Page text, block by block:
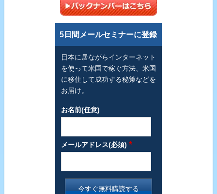
5日間メールセミナーに登録
日本に居ながらインターネット
を使って米国で稼ぐ方法、米国
に移住して成功する秘策などを
お届け。
お名前(任意)
メールアドレス(必須) *